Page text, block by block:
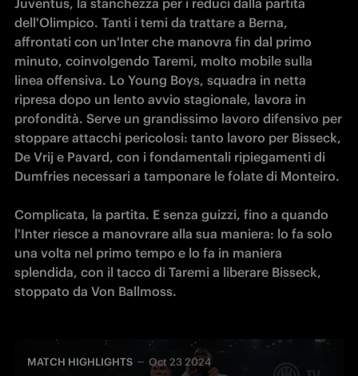
Juventus, la stanchezza per i reduci dalla partita
dell'Olimpico. Tanti i temi da trattare a Berna,
affrontati con un'Inter che manovra fin dal primo
minuto, coinvolgendo Taremi, molto mobile sulla
linea offensiva. Lo Young Boys, squadra in netta
ripresa dopo un lento avvio stagionale, lavora in
profondità. Serve un grandissimo lavoro difensivo per
stoppare attacchi pericolosi: tanto lavoro per Bisseck,
De Vrij e Pavard, con i fondamentali ripiegamenti di
Dumfries necessari a tamponare le folate di Monteiro.
Complicata, la partita. E senza guizzi, fino a quando
l'Inter riesce a manovrare alla sua maniera: lo fa solo
una volta nel primo tempo e lo fa in maniera
splendida, con il tacco di Taremi a liberare Bisseck,
stoppato da Von Ballmoss.
MATCH HIGHLIGHTS Oct 23 2024